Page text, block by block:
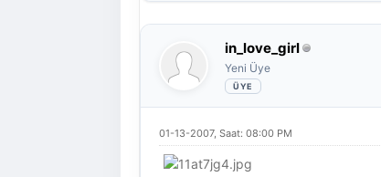
in_love_girl
Yeni Üye
01-13-2007, Saat: 08:00 PM